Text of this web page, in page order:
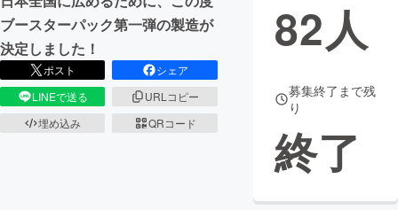
ブースターパック第一弾の製造が
決定しました！
ポスト
シェア
LINEで送る
URLコピー
埋め込み
QRコード
82人
募集終了まで残
り
終了